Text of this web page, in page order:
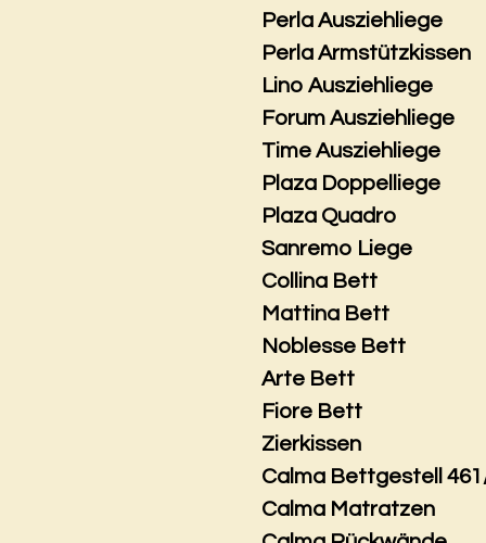
Perla Ausziehliege
Perla Armstützkissen
Lino Ausziehliege
Forum Ausziehliege
Time Ausziehliege
Plaza Doppelliege
Plaza Quadro
Sanremo Liege
Collina Bett
Mattina Bett
Noblesse Bett
Arte Bett
Fiore Bett
Zierkissen
Calma Bettgestell
Calma Matratzen